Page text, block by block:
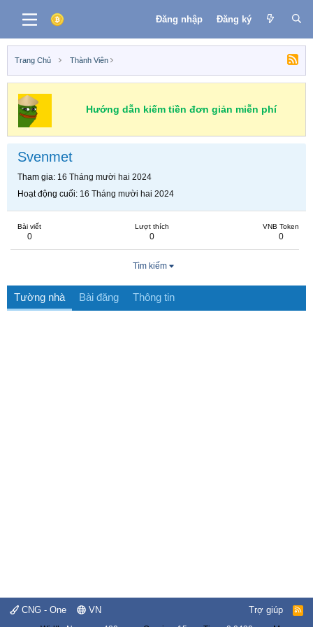
Đăng nhập Đăng ký
Trang Chủ Thành Viên
Hướng dẫn kiếm tiền đơn giản miễn phí
Svenmet
Tham gia 16 Tháng mười hai 2024
Hoạt động cuối 16 Tháng mười hai 2024
Bài viết
0
Lượt thích
0
VNB Token
0
Tìm kiếm
Tường nhà Bài đăng Thông tin
CNG - One VN Trợ giúp
R